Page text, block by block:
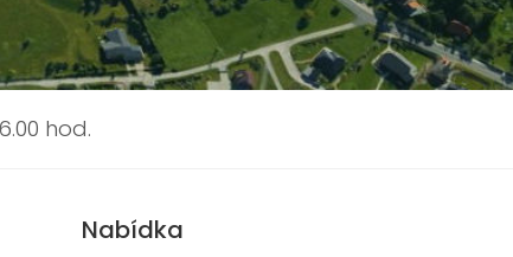
hod.
Nabídka